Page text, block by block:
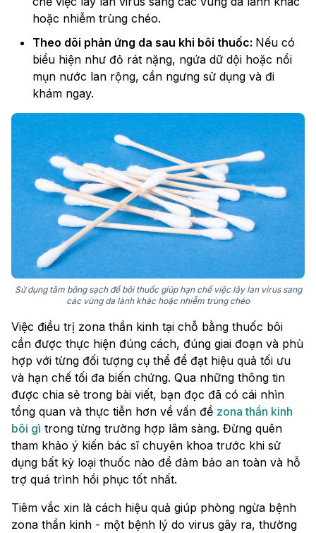
hoặc nhiễm trùng chéo.
Theo dõi phản ứng da sau khi bôi thuốc: Nếu có
biểu hiện như đỏ rát nặng, ngứa dữ dội hoặc nổi
mụn nước lan rộng, cần ngưng sử dụng và đi
khám ngay.
Sử dụng tăm bông sạch để bôi thuốc giúp hạn chế việc lây lan virus sang
các vùng da lành khác hoặc nhiễm trùng chéo
Việc điều trị zona thần kinh tại chỗ bằng thuốc bôi
cần được thực hiện đúng cách, đúng giai đoạn và phù
hợp với từng đối tượng cụ thể để đạt hiệu quả tối ưu
và hạn chế tối đa biến chứng. Qua những thông tin
được chia sẻ trong bài viết, bạn đọc đã có cái nhìn
tổng quan và thực tiễn hơn về vấn đề zona thần kinh
bôi gì trong từng trường hợp lâm sàng. Đừng quên
tham khảo ý kiến bác sĩ chuyên khoa trước khi sử
dụng bất kỳ loại thuốc nào để đảm bảo an toàn và hỗ
trợ quá trình hồi phục tốt nhất.
Tiêm vắc xin là cách hiệu quả giúp phòng ngừa bệnh
zona thần kinh - một bệnh lý do virus gây ra, thường